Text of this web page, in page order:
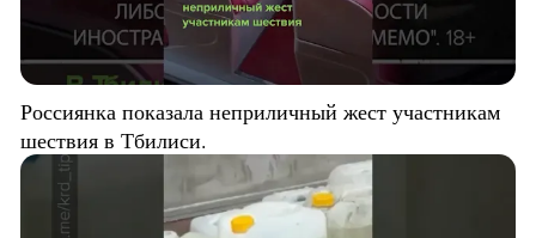
Россиянка показала неприличный жест участникам
шествия в Тбилиси.